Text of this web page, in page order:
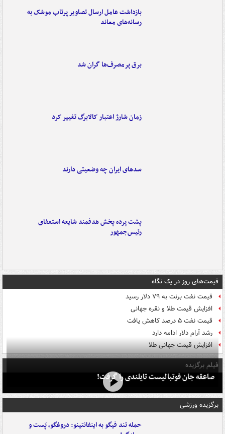
بازداشت عامل ارسال تصاویر پرتاب موشک به
رسانه‌های معاند
برق پرمصرف‌ها گران شد
زمان شارژ اعتبار کالابرگ تغییر کرد
سدهای ایران چه وضعیتی دارند
پشت پرده پخش هدفمند شایعه استعفای
رئیس‌جمهور
قیمت‌های روز در یک نگاه
قیمت نفت برنت به ۷۹ دلار رسید
افزایش قیمت طلا و نقره جهانی
قیمت نفت ۵ درصد کاهش یافت
رشد آرام دلار ادامه دارد
افزایش قیمت جهانی طلا
فیلم برگزیده
صاعقه جان فوتبالیست تایلندی را گرفت!
برگزیده ورزشی
حمله تند فیگو به اینفانتینو: دروغگو، پَست‌ و